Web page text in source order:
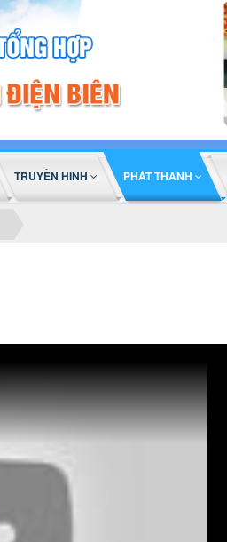
TRUYỀN HÌNH PHÁT THANH